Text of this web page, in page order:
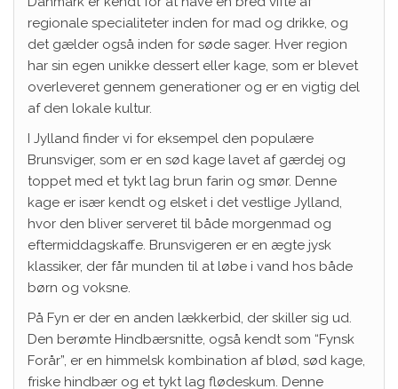
regionale specialiteter inden for mad og drikke, og
det gælder også inden for søde sager. Hver region
har sin egen unikke dessert eller kage, som er blevet
overleveret gennem generationer og er en vigtig del
af den lokale kultur.
I Jylland finder vi for eksempel den populære
Brunsviger, som er en sød kage lavet af gærdej og
toppet med et tykt lag brun farin og smør. Denne
kage er især kendt og elsket i det vestlige Jylland,
hvor den bliver serveret til både morgenmad og
eftermiddagskaffe. Brunsvigeren er en ægte jysk
klassiker, der får munden til at løbe i vand hos både
børn og voksne.
På Fyn er der en anden lækkerbid, der skiller sig ud.
Den berømte Hindbærsnitte, også kendt som “Fynsk
Forår”, er en himmelsk kombination af blød, sød kage,
friske hindbær og et tykt lag flødeskum. Denne